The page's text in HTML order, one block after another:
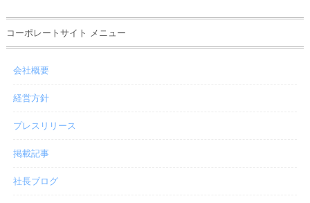
コーポレートサイト メニュー
会社概要
経営方針
プレスリリース
掲載記事
社長ブログ